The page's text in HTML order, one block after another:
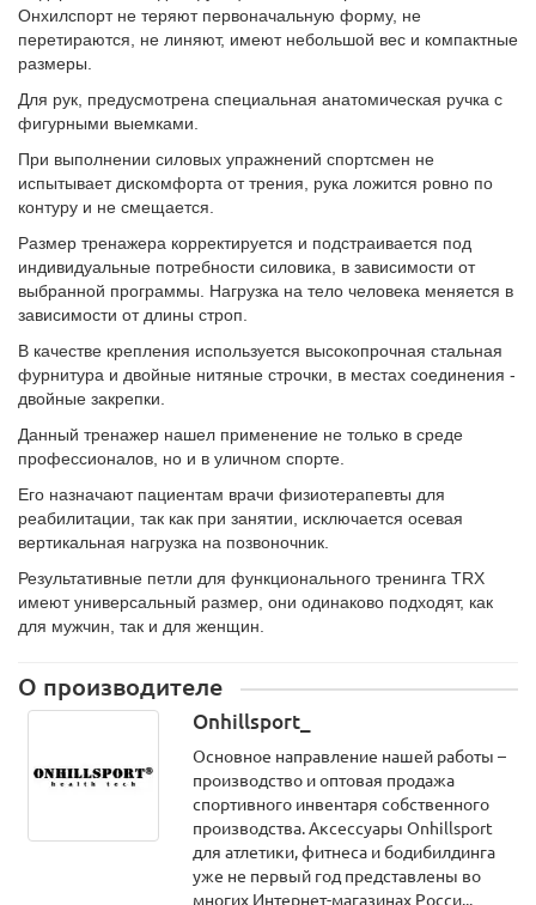
Онхилспорт не теряют первоначальную форму, не
перетираются, не линяют, имеют небольшой вес и компактные
размеры.
Для рук, предусмотрена специальная анатомическая ручка с
фигурными выемками.
При выполнении силовых упражнений спортсмен не
испытывает дискомфорта от трения, рука ложится ровно по
контуру и не смещается.
Размер тренажера корректируется и подстраивается под
индивидуальные потребности силовика, в зависимости от
выбранной программы. Нагрузка на тело человека меняется в
зависимости от длины строп.
В качестве крепления используется высокопрочная стальная
фурнитура и двойные нитяные строчки, в местах соединения -
двойные закрепки.
Данный тренажер нашел применение не только в среде
профессионалов, но и в уличном спорте.
Его назначают пациентам врачи физиотерапевты для
реабилитации, так как при занятии, исключается осевая
вертикальная нагрузка на позвоночник.
Результативные петли для функционального тренинга TRX
имеют универсальный размер, они одинаково подходят, как
для мужчин, так и для женщин.
О производителе
Onhillsport_
Основное направление нашей работы –
производство и оптовая продажа
спортивного инвентаря собственного
производства. Аксессуары Onhillsport
для атлетики, фитнеса и бодибилдинга
уже не первый год представлены во
многих Интернет-магазинах Росси...